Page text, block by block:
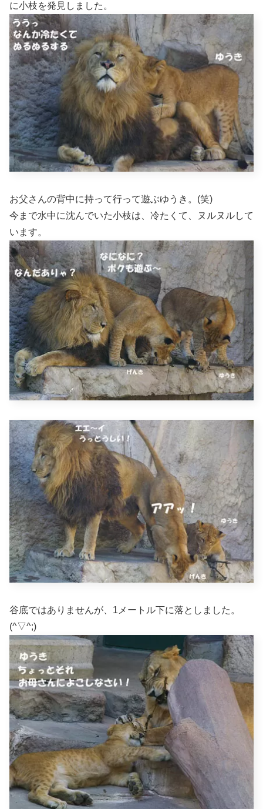
に小枝を発見しました。
お父さんの背中に持って行って遊ぶゆうき。(笑)
今まで水中に沈んでいた小枝は、冷たくて、ヌルヌルして
います。
谷底ではありませんが、1メートル下に落としました。
(^▽^;)